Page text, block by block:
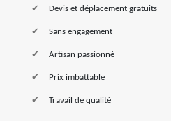
Devis et déplacement gratuits
Sans engagement
Artisan passionné
Prix imbattable
Travail de qualité